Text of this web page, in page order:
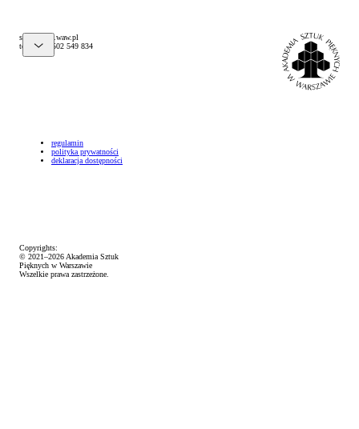
Copyrights:
© 2021–2026 Akademia Sztuk
Pięknych w Warszawie
Wszelkie prawa zastrzeżone.
regulamin
polityka prywatności
deklaracja dostępności
lp.waw.psa
@pelks
tel. (+48) 502 549 834